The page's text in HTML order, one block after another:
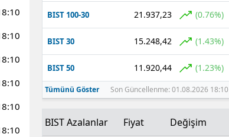
BIST 100-30 21.937,23 (0.76%)
BIST 30 15.248,42 (1.43%)
BIST 50 11.920,44 (1.23%)
Tümünü Göster Son Güncellenme: 01.08.2026 18:10
BIST Azalanlar Fiyat Değişim